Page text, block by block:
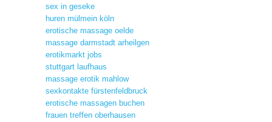
sex in geseke
huren mülmein köln
erotische massage oelde
massage darmstadt arheilgen
erotikmarkt jobs
stuttgart laufhaus
massage erotik mahlow
sexkontakte fürstenfeldbruck
erotische massagen buchen
frauen treffen oberhausen